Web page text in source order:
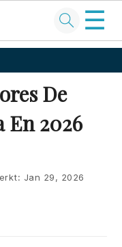
☰
De
En 2026
Jan 29, 2026